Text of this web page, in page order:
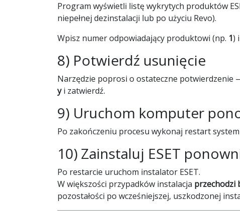
Program wyświetli listę wykrytych produktów
niepełnej dezinstalacji lub po użyciu Revo).
Wpisz numer odpowiadający produktowi (np. 1)
8) Potwierdź usunięcie
Narzędzie poprosi o ostateczne potwierdzenie
yi zatwierdź.
9) Uruchom komputer
Po zakończeniu procesu wykonaj restart
10) Zainstaluj ESET
Po restarcie uruchom instalator ESET.
W większości przypadków instalacja przechodzi
pozostałości po wcześniejszej, uszkodzonej